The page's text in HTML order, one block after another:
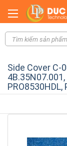
Side Cover C-
4B.35N07.001,
PRO8530HDL,